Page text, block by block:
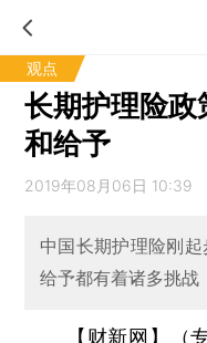
观点
长期护理险政
和给予
2019年08月06日 10:39
中国长期护理险刚
给予都有着诸多挑战
【财新网】（